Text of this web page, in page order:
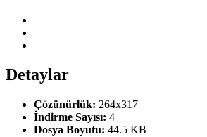
Detaylar
Çözünürlük: 264x317
İndirme Sayısı: 4
Dosya Boyutu: 44.5 KB